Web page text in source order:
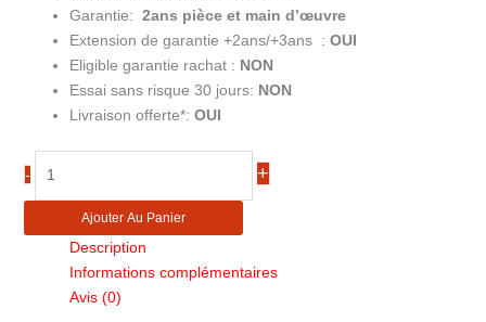
Garantie: 2ans pièce et main d’œuvre
Extension de garantie +2ans/+3ans : OUI
Eligible garantie rachat : NON
Essai sans risque 30 jours: NON
Livraison offerte*: OUI
-
réfrigérée
MDCA3750HB
+
Ajouter Au Panier
Description
Informations complémentaires
Avis (0)